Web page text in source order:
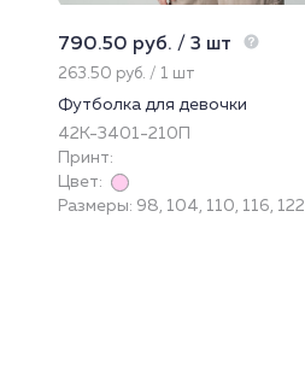
790.50 руб. / 3 шт
263.50 руб. / 1 шт
Футболка для девочки
42К-3401-210П
Принт:
Цвет:
Размеры: 98, 104, 110, 116, 122